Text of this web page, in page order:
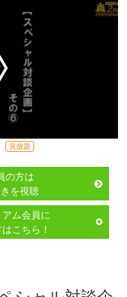
見放題
の方は
を視聴
ム会員に
こちら！